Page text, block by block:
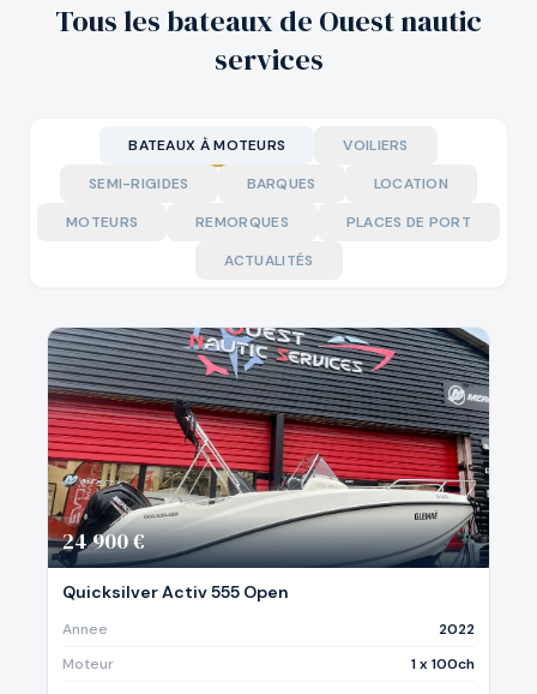
Tous les bateaux de Ouest nautic
services
BATEAUX À MOTEURS
VOILIERS
SEMI-RIGIDES
BARQUES
LOCATION
MOTEURS
REMORQUES
PLACES DE PORT
ACTUALITÉS
24 900 €
Quicksilver Activ 555 Open
Annee
2022
Moteur
1 x 100ch